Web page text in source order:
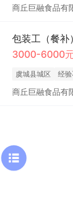
商丘巨融食品有
包装工（餐补）
3000-6000
虞城县城区 经
商丘巨融食品有